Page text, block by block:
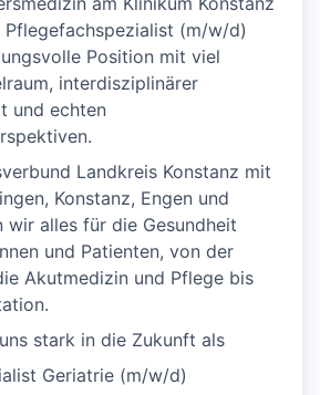
(m/w/d)
Position mit viel
interdisziplinärer
und echten
Landkreis Konstanz mit
Konstanz, Engen und
wir alles für die Gesundheit
und Patienten, von der
Akutmedizin und Pflege bis
stark in die Zukunft als
Geriatrie (m/w/d)